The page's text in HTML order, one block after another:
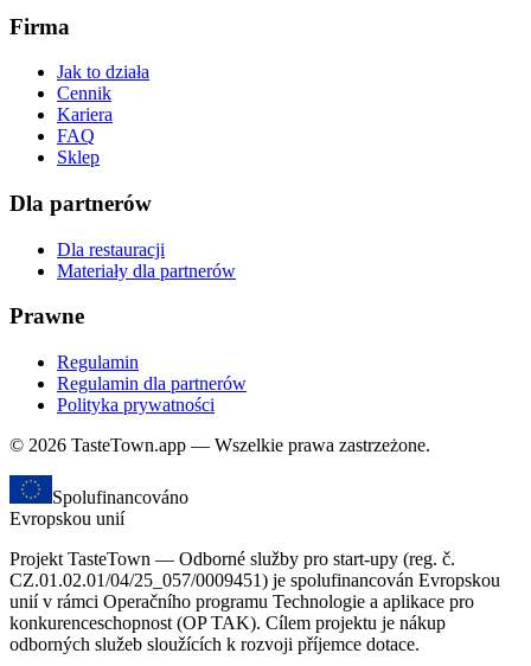
Firma
Jak to działa
Cennik
Kariera
FAQ
Sklep
Dla partnerów
Dla restauracji
Materiały dla partnerów
Prawne
Regulamin
Regulamin dla partnerów
Polityka prywatności
© 2026 TasteTown.app — Wszelkie prawa zastrzeżone.
Spolufinancováno
Evropskou unií
Projekt TasteTown — Odborné služby pro start-upy (reg. č.
CZ.01.02.01/04/25_057/0009451) je spolufinancován Evropskou
unií v rámci Operačního programu Technologie a aplikace pro
konkurenceschopnost (OP TAK). Cílem projektu je nákup
odborných služeb sloužících k rozvoji příjemce dotace.